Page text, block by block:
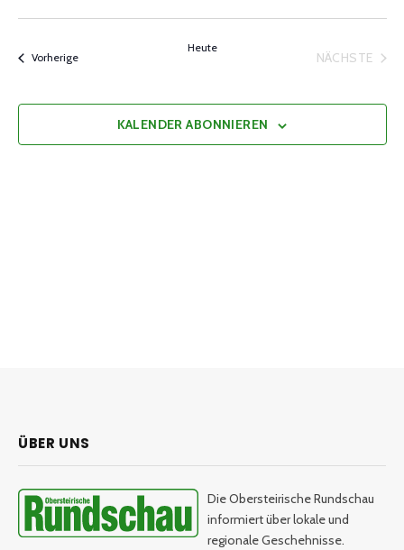
VorherigeVeranstaltungen
Heute
NÄCHSTE
KALENDER ABONNIEREN
ÜBER UNS
Die Obersteirische Rundschau
informiert über lokale und
regionale Geschehnisse.